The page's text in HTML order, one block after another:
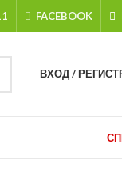
FACEBOOK
ВХОД /